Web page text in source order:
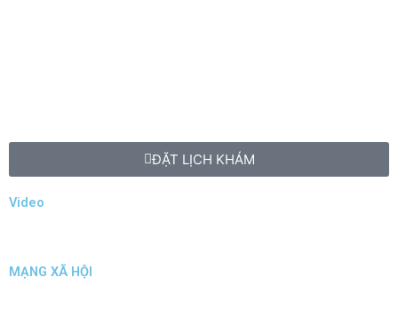
ĐẶT LỊCH KHÁM
Video
MẠNG XÃ HỘI